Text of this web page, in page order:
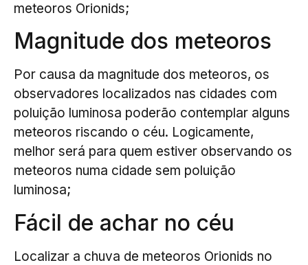
meteoros Orionids;
Magnitude dos meteoros
Por causa da magnitude dos meteoros, os
observadores localizados nas cidades com
poluição luminosa poderão contemplar alguns
meteoros riscando o céu. Logicamente,
melhor será para quem estiver observando os
meteoros numa cidade sem poluição
luminosa;
Fácil de achar no céu
Localizar a chuva de meteoros Orionids no